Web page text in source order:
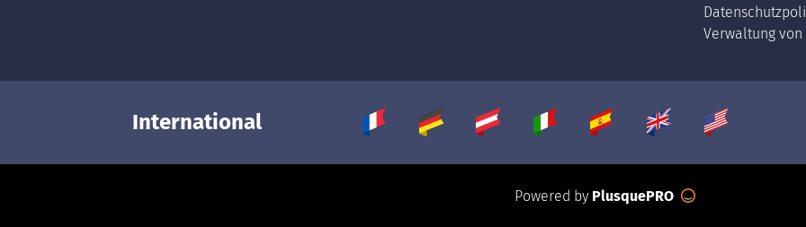
Verwaltung von
International
Powered by PlusquePRO